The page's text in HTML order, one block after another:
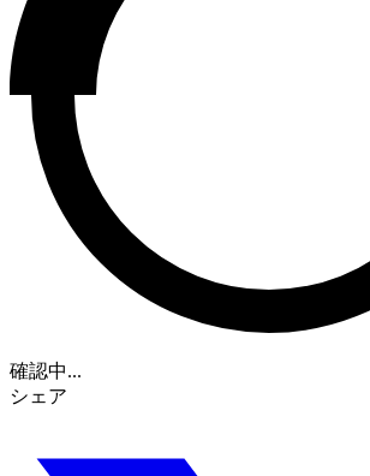
確認中...
シェア